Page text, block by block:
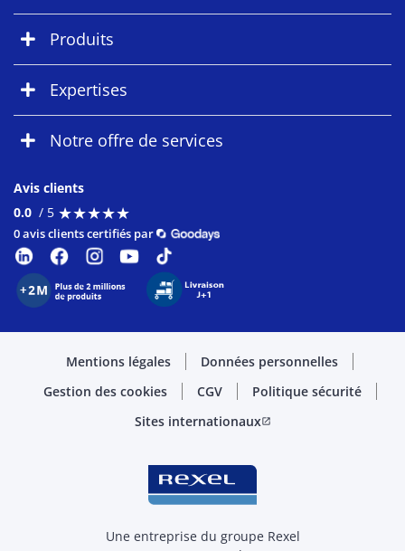
Produits
Expertises
Notre offre de services
Avis clients
0.0 / 5 ★★★★★
★★★★★
0 avis clients certifiés par
Mentions légales
Données personnelles
Gestion des cookies
CGV
Politique sécurité
Sites internationauxopen_in_new
Une entreprise du groupe Rexel